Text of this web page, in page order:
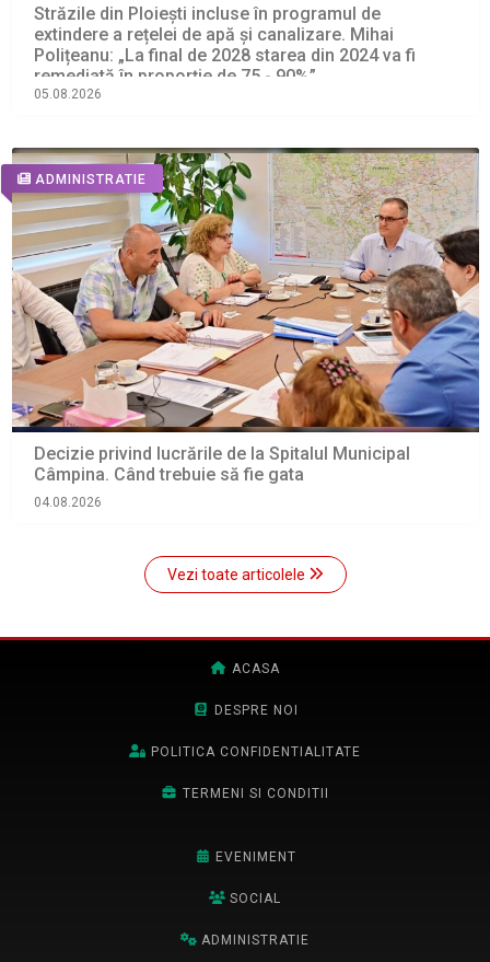
Străzile din Ploiești incluse în programul de
extindere a rețelei de apă și canalizare. Mihai
Polițeanu: „La final de 2028 starea din 2024 va fi
remediată în proporție de 75 - 90%”
05.08.2026
ADMINISTRATIE
Decizie privind lucrările de la Spitalul Municipal
Câmpina. Când trebuie să fie gata
04.08.2026
Vezi toate articolele
ACASA
DESPRE NOI
POLITICA CONFIDENTIALITATE
TERMENI SI CONDITII
EVENIMENT
SOCIAL
ADMINISTRATIE